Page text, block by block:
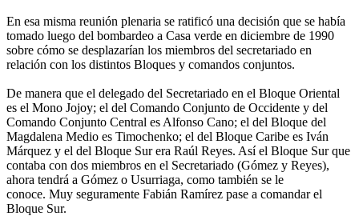
En esa misma reunión plenaria se ratificó una decisión que se había
tomado luego del bombardeo a Casa verde en diciembre de 1990
sobre cómo se desplazarían los miembros del secretariado en
relación con los distintos Bloques y comandos conjuntos.
De manera que el delegado del Secretariado en el Bloque Oriental
es el Mono Jojoy; el del Comando Conjunto de Occidente y del
Comando Conjunto Central es Alfonso Cano; el del Bloque del
Magdalena Medio es Timochenko; el del Bloque Caribe es Iván
Márquez y el del Bloque Sur era Raúl Reyes. Así el Bloque Sur que
contaba con dos miembros en el Secretariado (Gómez y Reyes),
ahora tendrá a Gómez o Usurriaga, como también se le
conoce. Muy seguramente Fabián Ramírez pase a comandar el
Bloque Sur.